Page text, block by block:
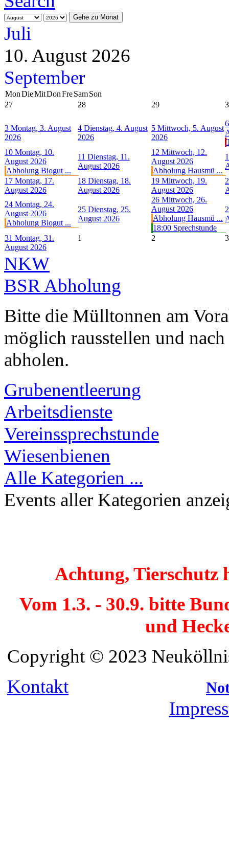
Gehe zu Monat
Juli
10. August 2026
September
MonDieMitDonFreSamSon
27
28 29
3 Montag, 3. August
2026
4 Dienstag, 4. August
2026
5 Mittwoch, 5. August
2026
6
10 Montag, 10.
August 2026
Abholung Biogut ...
11 Dienstag, 11.
August 2026
12 Mittwoch, 12.
August 2026
Abholung Hausmü ...
17 Montag, 17.
August 2026
18 Dienstag, 18.
August 2026
19 Mittwoch, 19.
August 2026
24 Montag, 24.
August 2026
Abholung Biogut ...
25 Dienstag, 25.
August 2026
26 Mittwoch, 26.
August 2026
Abholung Hausmü ...
18:00 Sprechstunde
31 Montag, 31.
August 2026
1 2 3
NKW
BSR Abholung
Bitte die Mülltonnen am
möglich rausstellen und
abholen.
Grubenentleerung
Arbeitsdienste
Vereinssprechstunde
Wiesenbienen
Alle Kategorien ...
Events aller Kategorien
Achtung, Tierschutz
Vom 1.3. - 30.9. bitte
und
Copyright © 2023
Kontakt